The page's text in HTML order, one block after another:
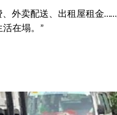
、外卖配送、出租屋租金……
在塌。 ”